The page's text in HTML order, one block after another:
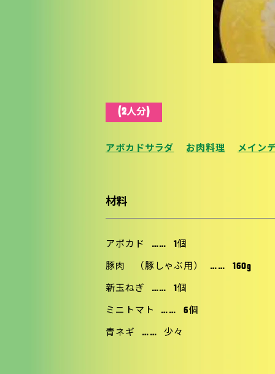
(2人分)
アボカドサラダ お肉料理 メイン
材料
アボカド …… 1個
豚肉 （豚しゃぶ用） …… 160g
新玉ねぎ …… 1個
ミニトマト …… 6個
青ネギ …… 少々